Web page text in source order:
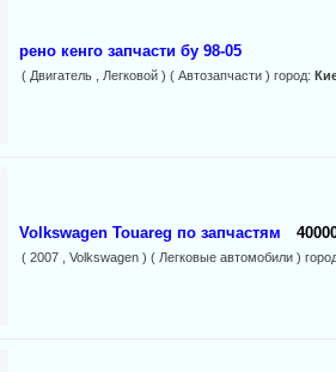
рено кенго запчасти бу 98-05
( Двигатель , Легковой ) ( Автозапчасти ) город:
Volkswagen Touareg по запчастям
( 2007 , Volkswagen ) ( Легковые автомобили )